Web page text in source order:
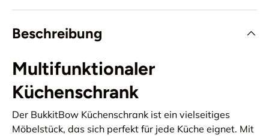
Beschreibung
Multifunktionaler
Küchenschrank
Der BukkitBow Küchenschrank ist ein vielseitiges
Möbelstück, das sich perfekt für jede Küche eignet. Mit